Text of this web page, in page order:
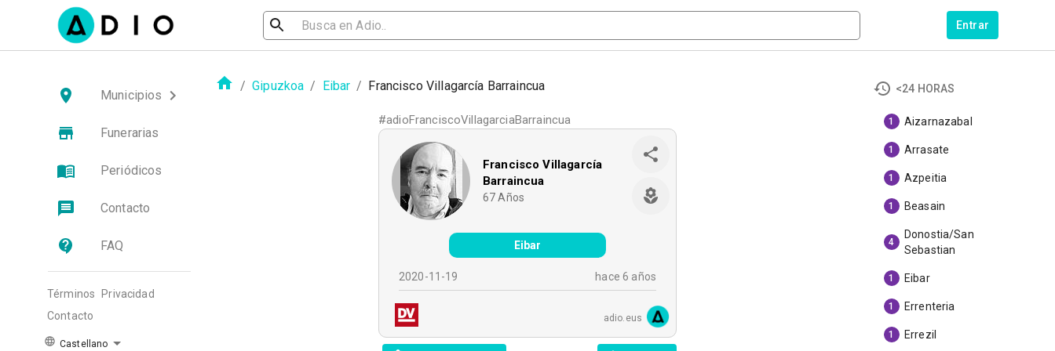
Entrar
Municipios
Funerarias
Periódicos
Contacto
FAQ
Términos
Privacidad
Contacto
Castellano
/ Gipuzkoa / Eibar / Francisco Villagarcía Barraincua
#adioFranciscoVillagarciaBarraincua
Francisco Villagarcía
Barraincua
67 Años
Eibar
2020-11-19 hace 6 años
adio.eus
<24 HORAS
1 Aizarnazabal
1 Arrasate
1 Azpeitia
1 Beasain
4
Donostia/San
Sebastian
1 Eibar
1 Errenteria
1 Errezil